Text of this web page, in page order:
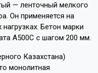
— ленточный мелкого
Он применяется на
Бетон марки
А500С с шагом 200 мм.
Казахстана)
монолитная